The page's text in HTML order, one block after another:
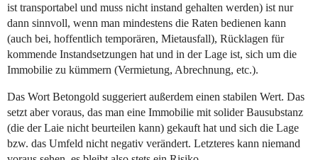
ist transportabel und muss nicht instand gehalten werden) ist nur
dann sinnvoll, wenn man mindestens die Raten bedienen kann
(auch bei, hoffentlich temporären, Mietausfall), Rücklagen für
kommende Instandsetzungen hat und in der Lage ist, sich um die
Immobilie zu kümmern (Vermietung, Abrechnung, etc.).
Das Wort Betongold suggeriert außerdem einen stabilen Wert. Das
setzt aber voraus, das man eine Immobilie mit solider Bausubstanz
(die der Laie nicht beurteilen kann) gekauft hat und sich die Lage
bzw. das Umfeld nicht negativ verändert. Letzteres kann niemand